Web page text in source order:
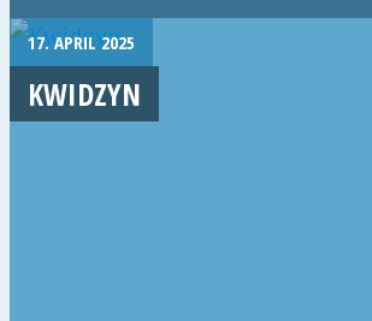
17. APRIL 2025
KWIDZYN